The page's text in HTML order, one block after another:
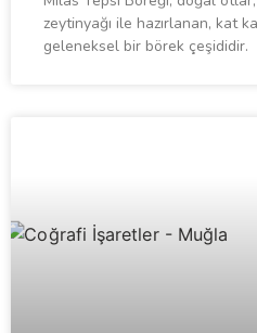
zeytinyağı ile hazırlanan, kat
geleneksel bir börek çeşididir.